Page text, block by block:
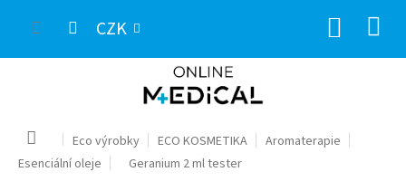
CZK
Domů Eco výrobky ECO KOSMETIKA
Aromaterapie
Esenciální oleje
Geranium 2 ml tester